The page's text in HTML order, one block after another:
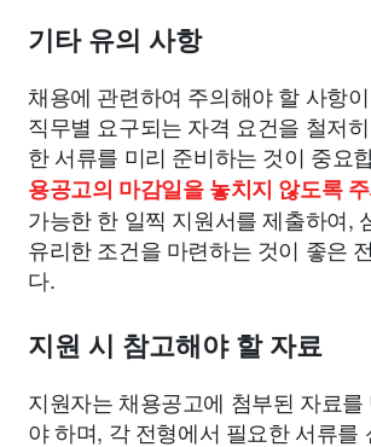
기타 유의 사항
채용에 관련하여 주의해야 할 사항
직무별 요구되는 자격 요건을 철저
한 서류를 미리 준비하는 것이 중요
용공고의 마감일을 놓치지 않도록
가능한 한 일찍 지원서를 제출하여,
유리한 조건을 마련하는 것이 좋은
다.
지원 시 참고해야 할 자료
지원자는 채용공고에 첨부된 자료를
야 하며, 각 전형에서 필요한 서류를